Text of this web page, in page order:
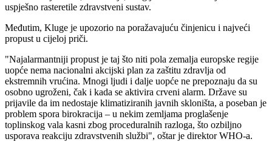
uspješno rasteretile zdravstveni sustav.
Međutim, Kluge je upozorio na poražavajuću činjenicu i najveći
propust u cijeloj priči.
"Najalarmantniji propust je taj što niti pola zemalja europske regije
uopće nema nacionalni akcijski plan za zaštitu zdravlja od
ekstremnih vrućina. Mnogi ljudi i dalje uopće ne prepoznaju da su
osobno ugroženi, čak i kada se aktivira crveni alarm. Države su
prijavile da im nedostaje klimatiziranih javnih skloništa, a poseban je
problem spora birokracija – u nekim zemljama proglašenje
toplinskog vala kasni zbog proceduralnih razloga, što ozbiljno
usporava reakciju zdravstvenih službi", oštar je direktor WHO-a.